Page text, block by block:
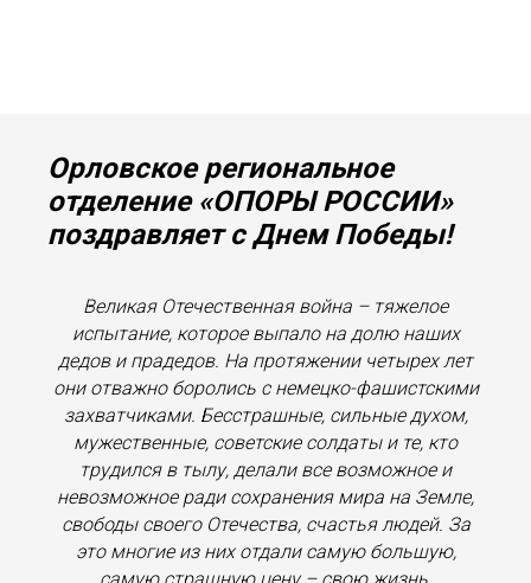
Орловское региональное
отделение «ОПОРЫ РОССИИ»
поздравляет с Днем Победы!
Великая Отечественная война – тяжелое
испытание, которое выпало на долю наших
дедов и прадедов. На протяжении четырех лет
они отважно боролись с немецко-фашистскими
захватчиками. Бесстрашные, сильные духом,
мужественные, советские солдаты и те, кто
трудился в тылу, делали все возможное и
невозможное ради сохранения мира на Земле,
свободы своего Отечества, счастья людей. За
это многие из них отдали самую большую,